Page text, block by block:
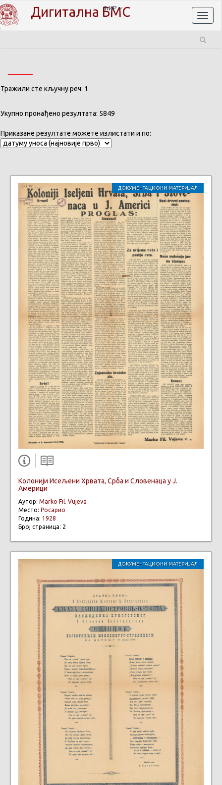
Дигитална БМС
ЋИР
Тражили сте кључну реч: 1
Укупно пронађено резултата: 5849
Приказане резултате можете излистати и по:
ДОКУМЕНТАЦИОНИ МАТЕРИЈАЛ
Колонији Исељени Хрвата, Срба и Словенаца у Ј.
Америци
Аутор: Marko Fil. Vujeva
Место: Росарио
Година: 1928
Број страница: 2
ДОКУМЕНТАЦИОНИ МАТЕРИЈАЛ